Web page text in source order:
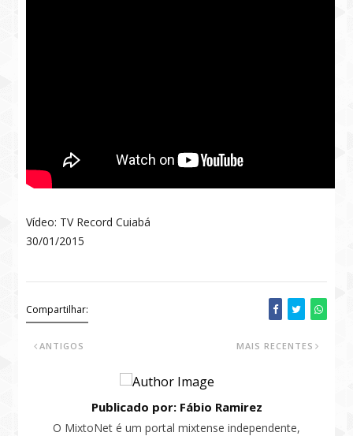
Vídeo: TV Record Cuiabá
30/01/2015
Compartilhar:
MAIS RECENTES
ANTIGOS
Publicado por: Fábio Ramirez
O MixtoNet é um portal mixtense independente,